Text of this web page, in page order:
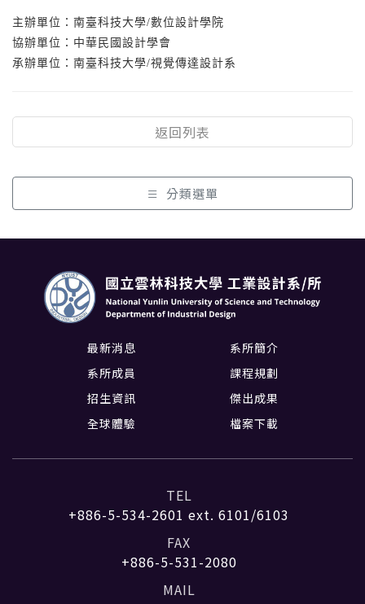
分類選單
主辦單位：南臺科技大學/數位設計學院
協辦單位：中華民國設計學會
承辦單位：南臺科技大學/視覺傳達設計系
返回列表
最新消息
系所簡介
系所成員
課程規劃
招生資訊
傑出成果
全球體驗
檔案下載
TEL
+886-5-534-2601 ext. 6101/6103
FAX
+886-5-531-2080
MAIL